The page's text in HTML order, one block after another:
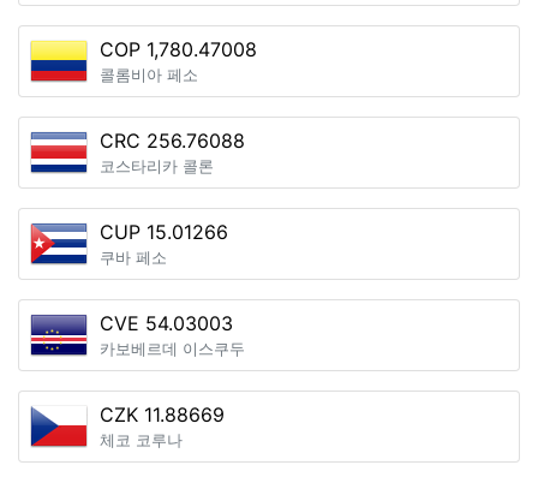
COP 1,780.47008
콜롬비아 페소
CRC 256.76088
코스타리카 콜론
CUP 15.01266
쿠바 페소
CVE 54.03003
카보베르데 이스쿠두
CZK 11.88669
체코 코루나